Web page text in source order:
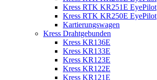
Kress RTK KR251E EyePilot
Kress RTK KR250E EyePilot
Kartierungswagen
Kress Drahtgebunden
Kress KR136E
Kress KR133E
Kress KR123E
Kress KR122E
Kress KR121E